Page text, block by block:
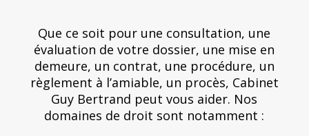
Que ce soit pour une consultation, une
évaluation de votre dossier, une mise en
demeure, un contrat, une procédure, un
règlement à l’amiable, un procès, Cabinet
Guy Bertrand peut vous aider. Nos
domaines de droit sont notamment :